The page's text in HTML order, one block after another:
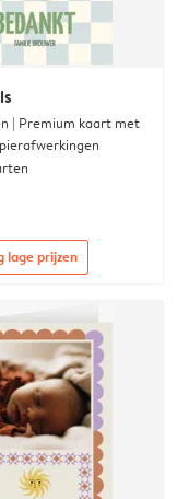
| Premium kaart met
lage prijzen